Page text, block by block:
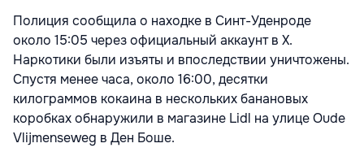
Полиция сообщила о находке в Синт-Уденроде
около 15:05 через официальный аккаунт в X.
Наркотики были изъяты и впоследствии уничтожены.
Спустя менее часа, около 16:00, десятки
килограммов кокаина в нескольких банановых
коробках обнаружили в магазине Lidl на улице Oude
Vlijmenseweg в Ден Боше.